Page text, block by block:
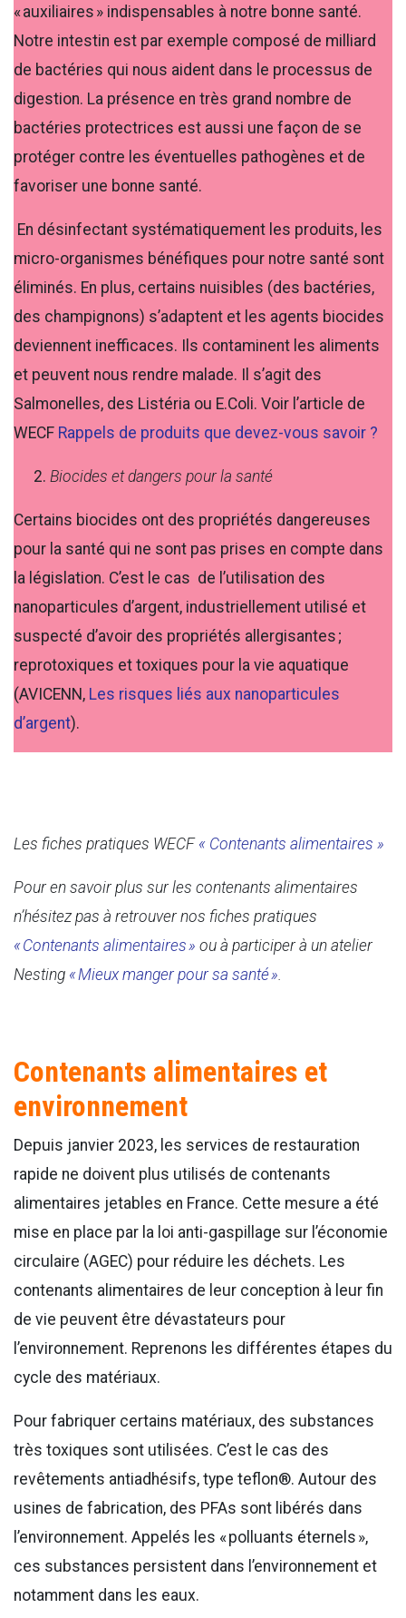
« auxiliaires » indispensables à notre bonne santé.
Notre intestin est par exemple composé de milliard
de bactéries qui nous aident dans le processus de
digestion. La présence en très grand nombre de
bactéries protectrices est aussi une façon de se
protéger contre les éventuelles pathogènes et de
favoriser une bonne santé.
En désinfectant systématiquement les produits, les
micro-organismes bénéfiques pour notre santé sont
éliminés. En plus, certains nuisibles (des bactéries,
des champignons) s’adaptent et les agents biocides
deviennent inefficaces. Ils contaminent les aliments
et peuvent nous rendre malade. Il s’agit des
Salmonelles, des Listéria ou E.Coli. Voir l’article de
WECF Rappels de produits que devez-vous savoir ?
Biocides et dangers pour la santé
Certains biocides ont des propriétés dangereuses
pour la santé qui ne sont pas prises en compte dans
la législation. C’est le cas de l’utilisation des
nanoparticules d’argent, industriellement utilisé et
suspecté d’avoir des propriétés allergisantes ;
reprotoxiques et toxiques pour la vie aquatique
(AVICENN, Les risques liés aux nanoparticules
d’argent).
Les fiches pratiques WECF « Contenants alimentaires »
Pour en savoir plus sur les contenants alimentaires
n’hésitez pas à retrouver nos fiches pratiques
« Contenants alimentaires » ou à participer à un atelier
Nesting « Mieux manger pour sa santé ».
Contenants alimentaires et
environnement
Depuis janvier 2023, les services de restauration
rapide ne doivent plus utilisés de contenants
alimentaires jetables en France. Cette mesure a été
mise en place par la loi anti-gaspillage sur l’économie
circulaire (AGEC) pour réduire les déchets. Les
contenants alimentaires de leur conception à leur fin
de vie peuvent être dévastateurs pour
l’environnement. Reprenons les différentes étapes du
cycle des matériaux.
Pour fabriquer certains matériaux, des substances
très toxiques sont utilisées. C’est le cas des
revêtements antiadhésifs, type teflon®. Autour des
usines de fabrication, des PFAs sont libérés dans
l’environnement. Appelés les « polluants éternels »,
ces substances persistent dans l’environnement et
notamment dans les eaux.